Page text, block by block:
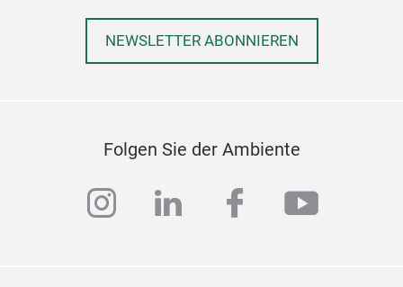
NEWSLETTER ABONNIEREN
Folgen Sie der Ambiente
instagram
linkedinfacebook